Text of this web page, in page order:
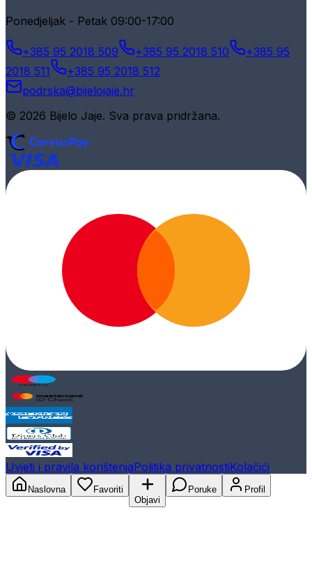
Ponedjeljak - Petak 09:00-17:00
+385 95 2018 509 +385 95 2018 510
+385 95
2018 511
+385 95 2018 512
podrska@bijelojaje.hr
© 2026 Bijelo Jaje. Sva prava pridržana.
Uvjeti i pravila korištenjaPolitika privatnostiKolačići
Naslovna
Favoriti
Objavi
Poruke Profil